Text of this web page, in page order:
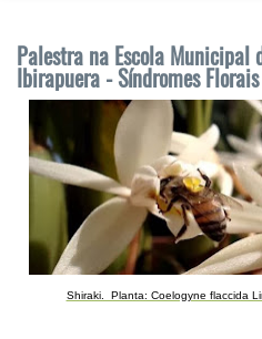
Palestra na Escola Municipal
Ibirapuera - Síndromes Florais
Shiraki. Planta: Coelogyne flaccida